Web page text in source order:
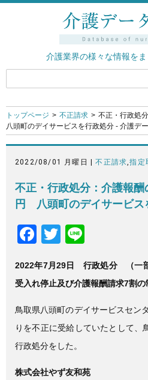
介護業界の様々な情報を
トップページ 不正請求
不正・行政処
八頭町のデイサービスを行政処分 - 介護デ
2022/08/01 月曜日 |不正請求,指定
不正・行政処分：介護報
円 八頭町のデイサービス
F
c
e
b
o
o
k
T
tt
er
e
2022年7月29日 行政処分 （一
受入れ停止及び介護報酬請求7割の
鳥取県八頭町のデイサービスセン
りを不正に受給していたとして、
行政処分をした。
株式会社やず友和苑